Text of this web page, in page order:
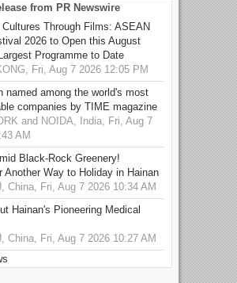
from PR Newswire
Cultures Through Films: ASEAN
2026 to Open this August
Programme to Date
Fri, Aug 7 2026 12:05 PM
named among the world's most
companies by TIME magazine
and NOIDA, India, Fri, Aug 7
AM
Black‑Rock Greenery!
Another Way to Holiday in Hainan
China, Fri, Aug 7 2026 10:34 AM
Hainan's Pioneering Medical
China, Fri, Aug 7 2026 10:27 AM